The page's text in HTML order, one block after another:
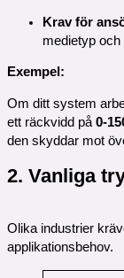
Krav för
medietyp
Exempel:
Om ditt system
ett räckvidd på 0-
den skyddar mot
2. Vanliga
Olika industrier
applikationsbehov.